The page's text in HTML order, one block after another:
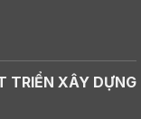
TRIỂN XÂY DỰNG